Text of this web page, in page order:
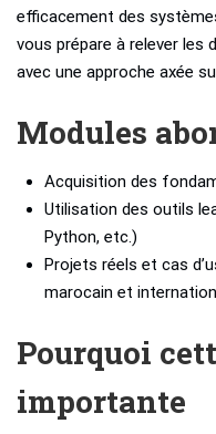
efficacement des
vous prépare à relever les
avec une approche axée
Modules
Acquisition des
Utilisation des outils
Python, etc.)
Projets réels et cas
marocain et
Pourquoi
importante